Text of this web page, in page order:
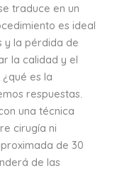
traduce en un
es ideal
y la pérdida de
la calidad y el
es la
respuestas.
una técnica
cirugía ni
de 30
de las